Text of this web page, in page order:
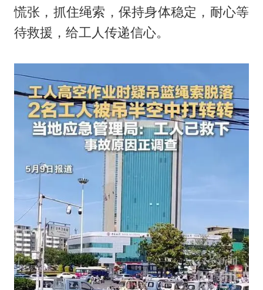
慌张，抓住绳索，保持身体稳定，耐心等
待救援，给工人传递信心。